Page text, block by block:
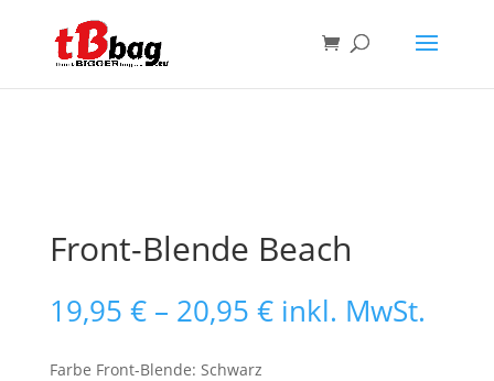
Front-Blende Beach
19,95 € – 20,95 €Preisspanne:
19,95 €
inkl. MwSt.
Farbe Front-Blende: Schwarz